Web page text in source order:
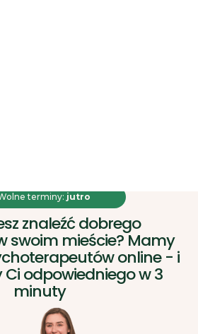
Ci odpowiedniego w 3
minuty